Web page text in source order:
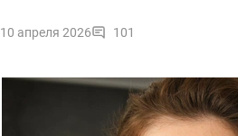
10 апреля 2026 101